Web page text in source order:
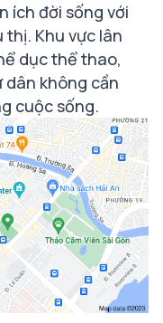
ích đời sống với
thị. Khu vực lân
dục thể thao,
dân không cần
cuộc sống.